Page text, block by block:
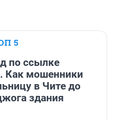
5
по ссылке
Как мошенники
в Чите до
здания